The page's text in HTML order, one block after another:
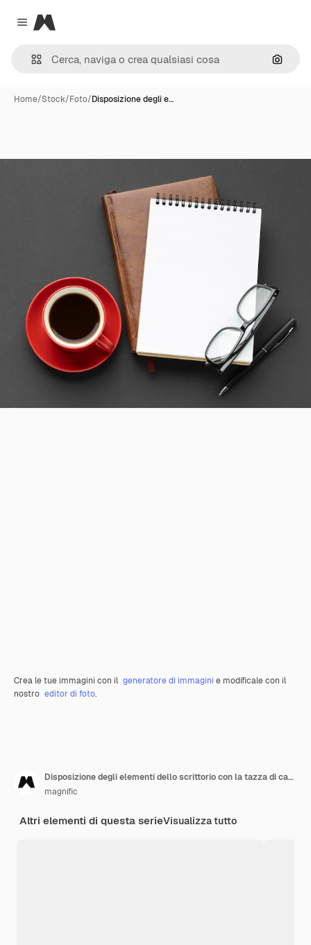
Close menu
Magnific
Cerca
Home/Stock/Foto/Disposizione degli e…
Crea le tue immagini con il generatore di immagini e modificale con il
nostro editor di foto.
Disposizione degli elementi dello scrittorio con la tazza di caffè
magnific
Altri elementi di questa serieVisualizza tutto